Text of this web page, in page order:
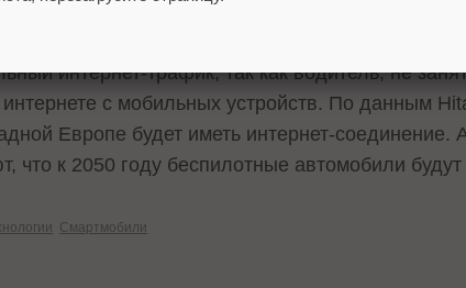
использующие беспроводные
что само по себе существование этих
интернет-трафик, так как водитель, не
с мобильных устройств. По данным
Европе будет иметь интернет-соединение.
что к 2050 году беспилотные автомобили
Смартмобили